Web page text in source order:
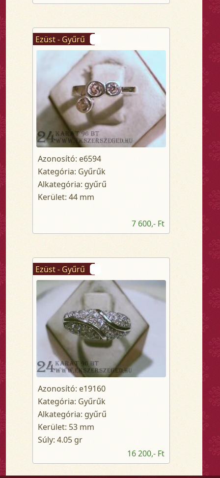
Ezüst - Gyűrű
Azonosító: e6594
Kategória: Gyűrűk
Alkategória: gyűrű
Kerület: 44 mm
7 600,- Ft
Ezüst - Gyűrű
Azonosító: e19160
Kategória: Gyűrűk
Alkategória: gyűrű
Kerület: 53 mm
Súly: 4.05 gr
16 200,- Ft